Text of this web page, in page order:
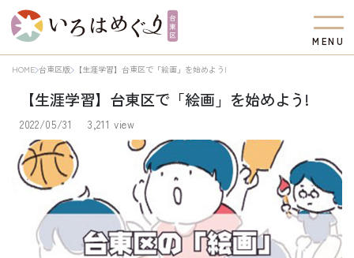
M EN U
HOME 台東区版 【生涯学習】台東区で「絵画」を始めよう!
【生涯学習】台東区で「絵画」を始めよう!
2022/05/31 3,211 view